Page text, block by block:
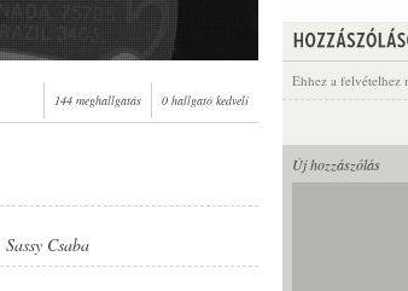
Ehhez a felvételhez
Új hozzászólás
144 meghallgatás 0 hallgató kedveli
Sassy Csaba